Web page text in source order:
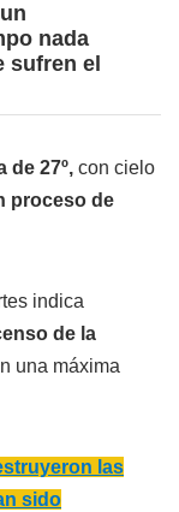
nada
sufren el
de 27º, con cielo
proceso de
indica
de la
una máxima
las
sido